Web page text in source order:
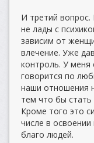
И третий
не лады с
зависим от
влечение. Уже
контроль. У меня
говорится по
наши отношения
тем что бы
Кроме того это
числе в
благо людей.